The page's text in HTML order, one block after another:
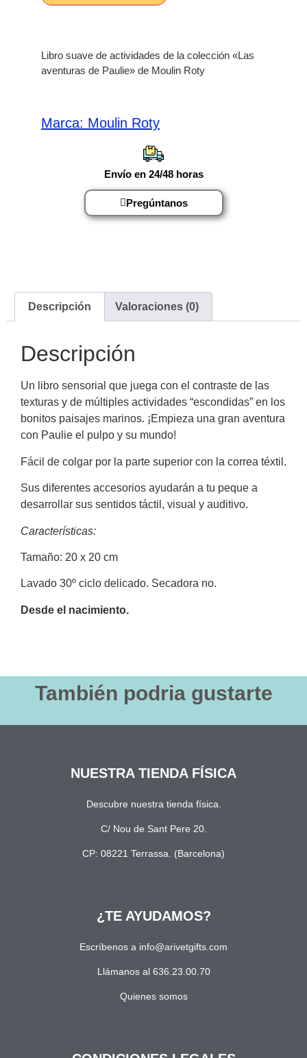
Libro suave de actividades de la colección «Las
aventuras de Paulie» de Moulin Roty
Marca: Moulin Roty
Envío en 24/48 horas
Pregúntanos
Descripción Valoraciones (0)
Descripción
Un libro sensorial que juega con el contraste de las
texturas y de múltiples actividades “escondidas” en los
bonitos paisajes marinos. ¡Empieza una gran aventura
con Paulie el pulpo y su mundo!
Fácil de colgar por la parte superior con la correa téxtil.
Sus diferentes accesorios ayudarán a tu peque a
desarrollar sus sentidos táctil, visual y auditivo.
Características:
Tamaño: 20 x 20 cm
Lavado 30º ciclo delicado. Secadora no.
Desde el nacimiento.
También podria gustarte
NUESTRA TIENDA FÍSICA
Descubre nuestra tienda física.
C/ Nou de Sant Pere 20.
CP: 08221 Terrassa. (Barcelona)
¿TE AYUDAMOS?
Escríbenos a info@arivetgifts.com
Llámanos al 636.23.00.70
Quienes somos